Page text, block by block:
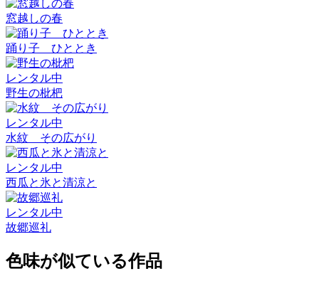
窓越しの春
踊り子 ひととき
レンタル中
野生の枇杷
レンタル中
水紋 その広がり
レンタル中
西瓜と氷と清涼と
レンタル中
故郷巡礼
色味が似ている作品